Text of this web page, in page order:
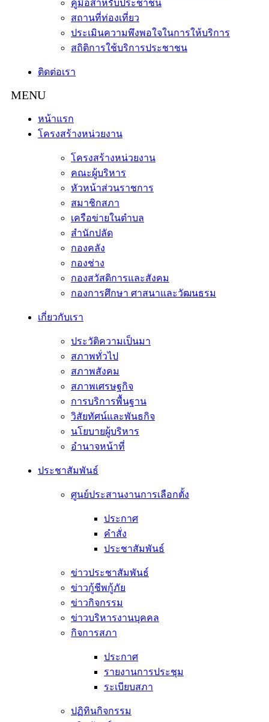
คู่มือสำหรับประชาชน
สถานที่ท่องเที่ยว
ประเมินความพึงพอใจในการให้บริการ
สถิติการใช้บริการประชาชน
ติดต่อเรา
หน้าแรก
โครงสร้างหน่วยงาน
โครงสร้างหน่วยงาน
คณะผู้บริหาร
หัวหน้าส่วนราชการ
สมาชิกสภา
เครือข่ายในตำบล
สำนักปลัด
กองคลัง
กองช่าง
กองสวัสดิการและสังคม
กองการศึกษา ศาสนาและวัฒนธรม
เกี่ยวกับเรา
ประวัติความเป็นมา
สภาพทั่วไป
สภาพสังคม
สภาพเศรษฐกิจ
การบริการพื้นฐาน
วิสัยทัศน์และพันธกิจ
นโยบายผู้บริหาร
อํานาจหน้าที่
ประชาสัมพันธ์
ศูนย์ประสานงานการเลือกตั้ง
ประกาศ
คำสั่ง
ประชาสัมพันธ์
ข่าวประชาสัมพันธ์
ข่าวกู้ชีพกู้ภัย
ข่าวกิจกรรม
ข่าวบริหารงานบุคคล
กิจการสภา
ประกาศ
รายงานการประชุม
ระเบียบสภา
ปฏิทินกิจกรรม